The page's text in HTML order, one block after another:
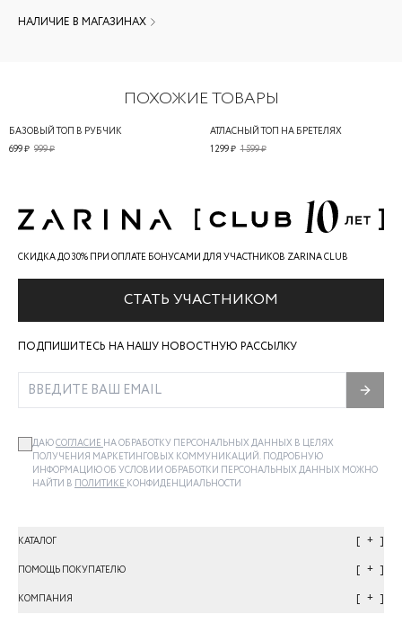
НАЛИЧИЕ В МАГАЗИНАХ
ПОХОЖИЕ ТОВАРЫ
БАЗОВЫЙ ТОП В РУБЧИК
999 ₽
699 ₽
АТЛАСНЫЙ ТОП НА БРЕТЕЛЯХ
1 599 ₽
1 299 ₽
СКИДКА ДО 30% ПРИ ОПЛАТЕ БОНУСАМИ ДЛЯ УЧАСТНИКОВ ZARINA CLUB
СТАТЬ УЧАСТНИКОМ
ПОДПИШИТЕСЬ НА НАШУ НОВОСТНУЮ РАССЫЛКУ
ДАЮСОГЛАСИЕ НА ОБРАБОТКУ ПЕРСОНАЛЬНЫХ ДАННЫХ В ЦЕЛЯХ
ПОЛУЧЕНИЯ МАРКЕТИНГОВЫХ КОММУНИКАЦИЙ. ПОДРОБНУЮ
ИНФОРМАЦИЮ ОБ УСЛОВИИ ОБРАБОТКИ ПЕРСОНАЛЬНЫХ ДАННЫХ МОЖНО
НАЙТИ В ПОЛИТИКЕ КОНФИДЕНЦИАЛЬНОСТИ
КАТАЛОГ +
ПОМОЩЬ ПОКУПАТЕЛЮ +
КОМПАНИЯ +